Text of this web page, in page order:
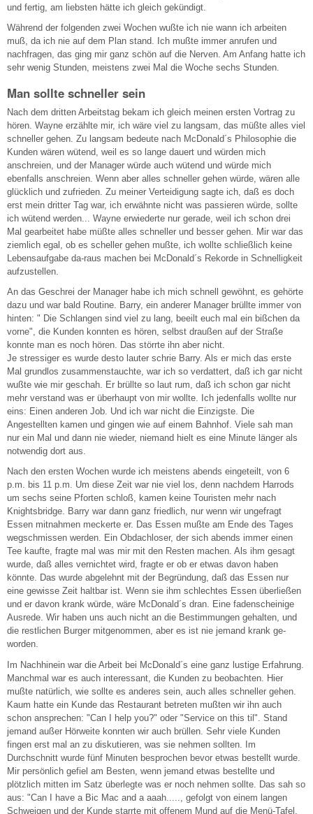
und fertig, am liebsten hätte ich gleich gekündigt.
Während der folgenden zwei Wochen wußte ich nie wann ich arbeiten
muß, da ich nie auf dem Plan stand. Ich mußte immer anrufen und
nachfragen, das ging mir ganz schön auf die Nerven. Am Anfang hatte ich
sehr wenig Stunden, meistens zwei Mal die Woche sechs Stunden.
Man sollte schneller sein
Nach dem dritten Arbeitstag bekam ich gleich meinen ersten Vortrag zu
hören. Wayne erzählte mir, ich wäre viel zu langsam, das müßte alles viel
schneller gehen. Zu langsam bedeute nach McDonald´s Philosophie die
Kunden wären wütend, weil es so lange dauert und würden mich
anschreien, und der Manager würde auch wütend und würde mich
ebenfalls anschreien. Wenn aber alles schneller gehen würde, wären alle
glücklich und zufrieden. Zu meiner Verteidigung sagte ich, daß es doch
erst mein dritter Tag war, ich erwähnte nicht was passieren würde, sollte
ich wütend werden... Wayne erwiederte nur gerade, weil ich schon drei
Mal gearbeitet habe müßte alles schneller und besser gehen. Mir war das
ziemlich egal, ob es scheller gehen mußte, ich wollte schließlich keine
Lebensaufgabe da-raus machen bei McDonald´s Rekorde in Schnelligkeit
aufzustellen.
An das Geschrei der Manager habe ich mich schnell gewöhnt, es gehörte
dazu und war bald Routine. Barry, ein anderer Manager brüllte immer von
hinten: " Die Schlangen sind viel zu lang, beeilt euch mal ein bißchen da
vorne", die Kunden konnten es hören, selbst draußen auf der Straße
konnte man es noch hören. Das störrte ihn aber nicht.
Je stressiger es wurde desto lauter schrie Barry. Als er mich das erste
Mal grundlos zusammenstauchte, war ich so verdattert, daß ich gar nicht
wußte wie mir geschah. Er brüllte so laut rum, daß ich schon gar nicht
mehr verstand was er überhaupt von mir wollte. Ich jedenfalls wollte nur
eins: Einen anderen Job. Und ich war nicht die Einzigste. Die
Angestellten kamen und gingen wie auf einem Bahnhof. Viele sah man
nur ein Mal und dann nie wieder, niemand hielt es eine Minute länger als
notwendig dort aus.
Nach den ersten Wochen wurde ich meistens abends eingeteilt, von 6
p.m. bis 11 p.m. Um diese Zeit war nie viel los, denn nachdem Harrods
um sechs seine Pforten schloß, kamen keine Touristen mehr nach
Knightsbridge. Barry war dann ganz friedlich, nur wenn wir ungefragt
Essen mitnahmen meckerte er. Das Essen mußte am Ende des Tages
wegschmissen werden. Ein Obdachloser, der sich abends immer einen
Tee kaufte, fragte mal was mir mit den Resten machen. Als ihm gesagt
wurde, daß alles vernichtet wird, fragte er ob er etwas davon haben
könnte. Das wurde abgelehnt mit der Begründung, daß das Essen nur
eine gewisse Zeit haltbar ist. Wenn sie ihm schlechtes Essen überließen
und er davon krank würde, wäre McDonald´s dran. Eine fadenscheinige
Ausrede. Wir haben uns auch nicht an die Bestimmungen gehalten, und
die restlichen Burger mitgenommen, aber es ist nie jemand krank ge-
worden.
Im Nachhinein war die Arbeit bei McDonald´s eine ganz lustige Erfahrung.
Manchmal war es auch interessant, die Kunden zu beobachten. Hier
mußte natürlich, wie sollte es anderes sein, auch alles schneller gehen.
Kaum hatte ein Kunde das Restaurant betreten mußten wir ihn auch
schon ansprechen: "Can I help you?" oder "Service on this til". Stand
jemand außer Hörweite konnten wir auch brüllen. Sehr viele Kunden
fingen erst mal an zu diskutieren, was sie nehmen sollten. Im
Durchschnitt wurde fünf Minuten besprochen bevor etwas bestellt wurde.
Mir persönlich gefiel am Besten, wenn jemand etwas bestellte und
plötzlich mitten im Satz überlegte was er noch nehmen sollte. Das sah so
aus: "Can I have a Bic Mac and a aaah....., gefolgt von einem langen
Schweigen und der Kunde starrte mit offenem Mund auf die Menü-Tafel,